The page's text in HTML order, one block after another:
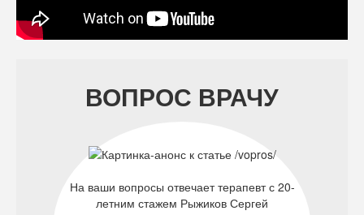
ВОПРОС ВРАЧУ
На ваши вопросы отвечает терапевт с 20-
летним стажем Рыжиков Сергей